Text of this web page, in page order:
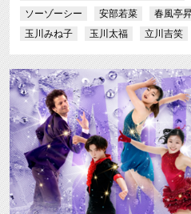
ソーゾーシー
安部若菜 春風亭
玉川みね子
玉川太福 立川吉笑